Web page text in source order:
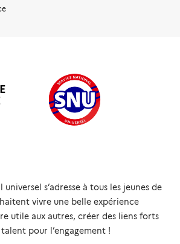
s’adresse à tous les jeunes de
vivre une belle expérience
utile aux autres, créer des liens forts
pour l’engagement !